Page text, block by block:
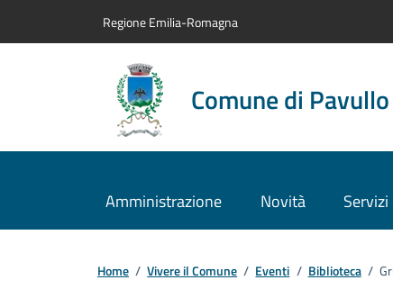
Regione Emilia-Romagna
Comune di
Amministrazione Novità Servizi
Home / Vivere il Comune / Eventi / Biblioteca /